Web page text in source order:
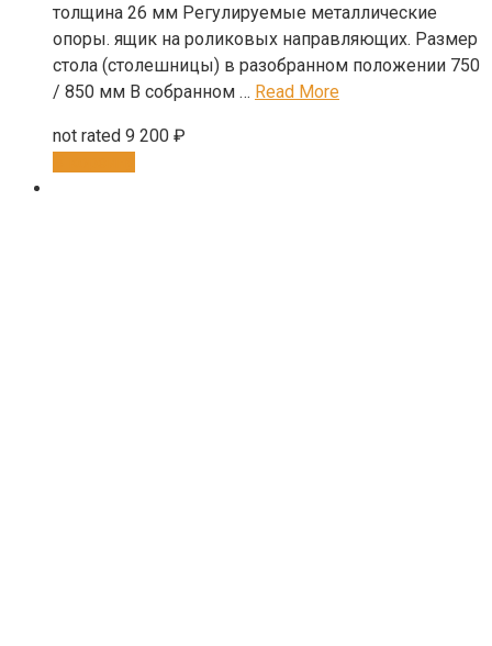
толщина 26 мм Регулируемые металлические
опоры. ящик на роликовых направляющих. Размер
стола (столешницы) в разобранном положении 750
/ 850 мм В собранном … Read More
not rated 9 200 ₽